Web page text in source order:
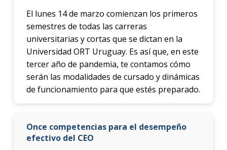
El lunes 14 de marzo comienzan los primeros
semestres de todas las carreras
universitarias y cortas que se dictan en la
Universidad ORT Uruguay. Es así que, en este
tercer año de pandemia, te contamos cómo
serán las modalidades de cursado y dinámicas
de funcionamiento para que estés preparado.
Once competencias para el desempeño
efectivo del CEO